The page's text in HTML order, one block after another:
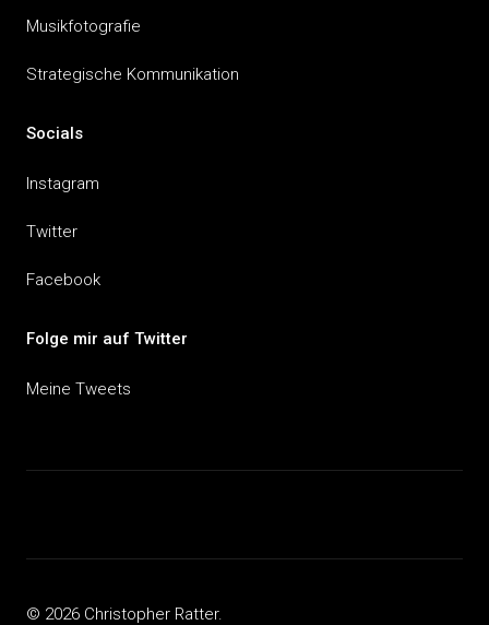
Musikfotografie
Strategische Kommunikation
Socials
Instagram
Twitter
Facebook
Folge mir auf Twitter
Meine Tweets
© 2026 Christopher Ratter.